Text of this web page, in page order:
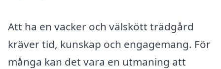
Att ha en vacker och välskött trädgård
kräver tid, kunskap och engagemang. För
många kan det vara en utmaning att